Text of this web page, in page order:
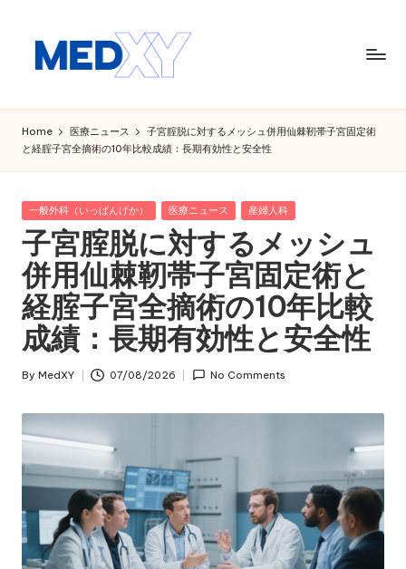
M
e
d
x
y
A
I
Home 医療ニュース
子宮腟脱に対するメッシュ併用仙棘靭帯子宮固定術
と経腟子宮全摘術の10年比較成績：長期有効性と安全性
Posted
一般外科（いっぱんげか） 医療ニュース 産婦人科
子宮腟脱に対するメッシュ
併用仙棘靭帯子宮固定術と
経腟子宮全摘術の10年比較
成績：長期有効性と安全性
Posted
By MedXY 07/08/2026 No Comments